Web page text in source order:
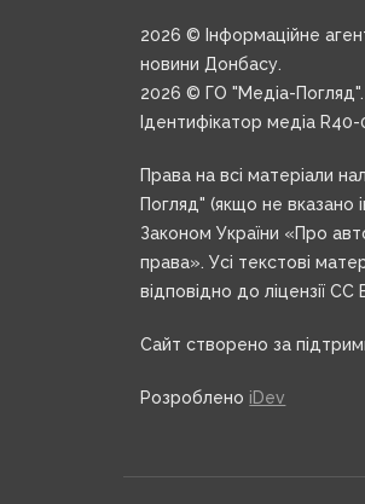
2026 © Інформаційне
новини Донбасу.
2026 © ГО "Медіа-Погляд".
Ідентифікатор медіа
Права на всі матеріали
Погляд" (якщо не вказано
Законом України «Про
права». Усі текстові
відповідно до ліцензії CC
Сайт створено за
Розроблено iDev